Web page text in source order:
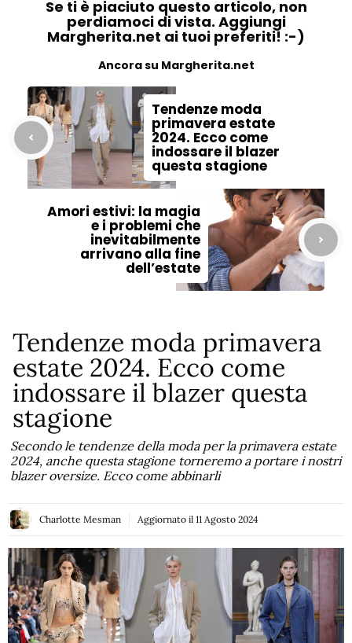
Se ti è piaciuto questo articolo, non
perdiamoci di vista. Aggiungi
Margherita.net ai tuoi preferiti! :-)
Ancora su Margherita.net
Tendenze moda
primavera estate
2024. Ecco come
indossare il blazer
questa stagione
Amori estivi: la magia
e i problemi che
inevitabilmente
arrivano alla fine
dell’estate
Tendenze moda primavera
estate 2024. Ecco come
indossare il blazer questa
stagione
Secondo le tendenze della moda per la primavera estate
2024, anche questa stagione torneremo a portare i nostri
blazer oversize. Ecco come abbinarli
Charlotte Mesman Aggiornato il 11 Agosto 2024